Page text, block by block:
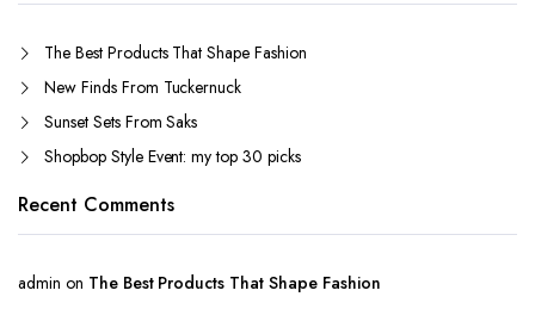
The Best Products That Shape Fashion
New Finds From Tuckernuck
Sunset Sets From Saks
Shopbop Style Event: my top 30 picks
Recent Comments
admin on The Best Products That Shape Fashion